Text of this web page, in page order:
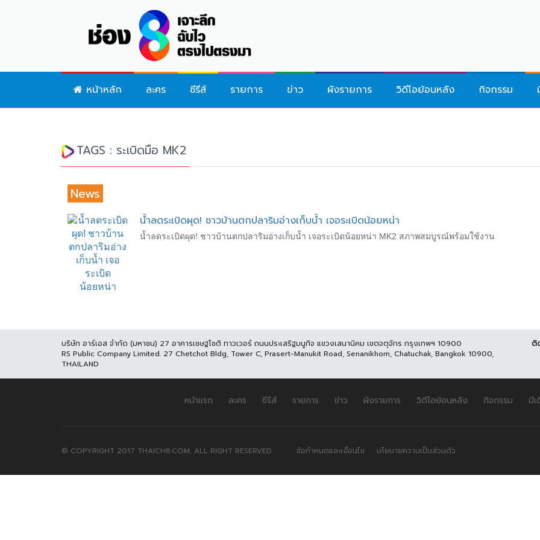
หน้าหลัก ละคร ซีรีส์ รายการ ข่าว ผังรายการ วิดีโอย้อนหลัง กิจกรรม
TAGS : ระเบิดมือ MK2
News
น้ำลดระเบิดผุด! ชาวบ้านตกปลาริมอ่างเก็บน้ำ เจอระเบิดน้อยหน่า
น้ำลดระเบิดผุด! ชาวบ้านตกปลาริมอ่างเก็บน้ำ เจอระเบิดน้อยหน่า MK2 สภาพสมบูรณ์พร้อมใช้งาน
บริษัท อาร์เอส จำกัด (มหาชน) 27 อาคารเชษฐโชติ ทาวเวอร์ ถนนประเสริฐมนูกิจ แขวงเสนานิคม เขตจตุจักร กรุงเทพฯ 10900
RS Public Company Limited. 27 Chetchot Bldg, Tower C, Prasert-Manukit Road, Senanikhom, Chatuchak, Bangkok 10900,
THAILAND
ติ
หน้าแรก ละคร ซีรีส์ รายการ ข่าว ผังรายการ วิดีโอย้อนหลัง กิจกรรม มี
© COPYRIGHT 2017 THAICH8.COM, ALL RIGHT RESERVED. ข้อกำหนดและเงื่อนไข นโยบายความเป็นส่วนตัว